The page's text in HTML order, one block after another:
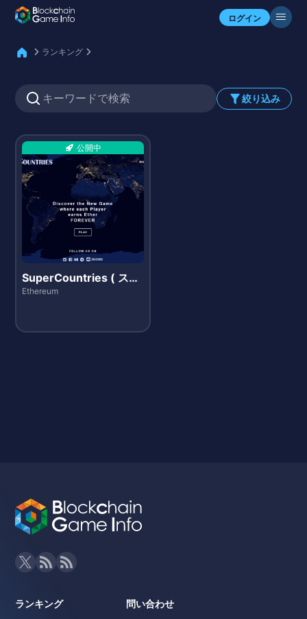
ログイン
自分のアセットを確認
ランキング
絞り込み
公開中
SuperCountries ( スー
パーカントリーズ )
Ethereum
ランキング 問い合わせ